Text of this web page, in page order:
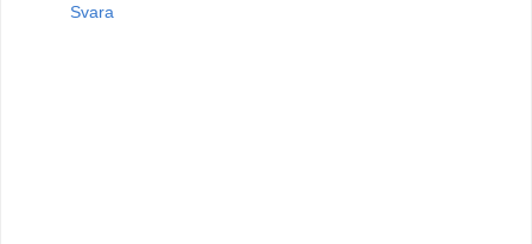
Svara